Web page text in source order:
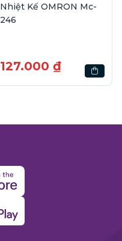
Nhiệt Kế OMRON Mc-
246
127.000 ₫